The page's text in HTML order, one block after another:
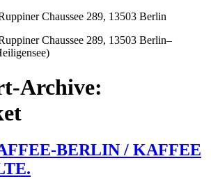
Chaussee 289, 13503 Berlin
Chaussee 289, 13503 Berlin–
Archive:
BERLIN / KAFFEE